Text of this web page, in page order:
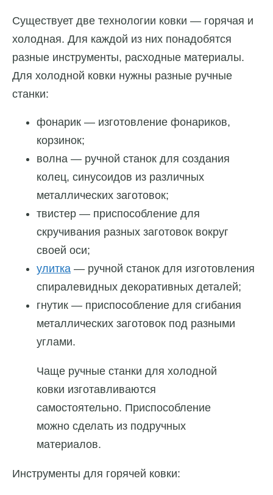
Существует две технологии ковки — горячая и
холодная. Для каждой из них понадобятся
разные инструменты, расходные материалы.
Для холодной ковки нужны разные ручные
станки:
фонарик — изготовление фонариков,
корзинок;
волна — ручной станок для создания
колец, синусоидов из различных
металлических заготовок;
твистер — приспособление для
скручивания разных заготовок вокруг
своей оси;
улитка — ручной станок для изготовления
спиралевидных декоративных деталей;
гнутик — приспособление для сгибания
металлических заготовок под разными
углами.
Чаще ручные станки для холодной
ковки изготавливаются
самостоятельно. Приспособление
можно сделать из подручных
материалов.
Инструменты для горячей ковки: